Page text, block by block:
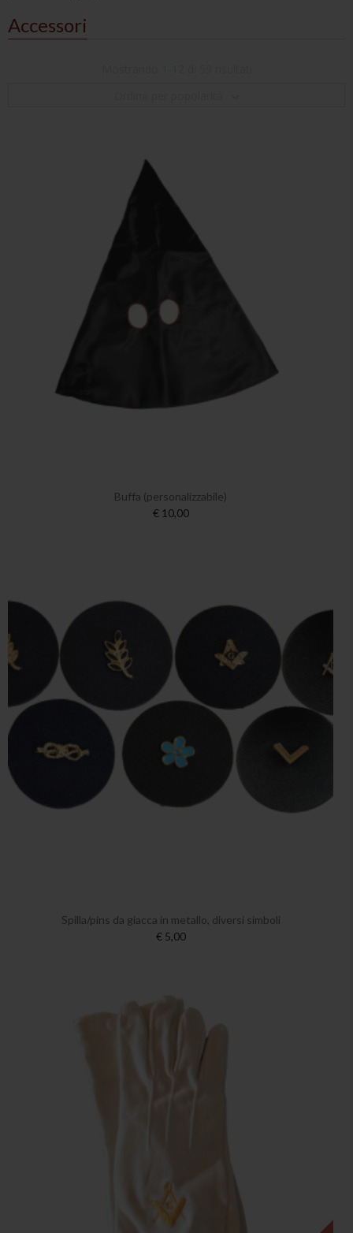
Accessori
Buffa (personalizzabile)
€ 10,00
Spilla/pins da giacca in metallo, diversi simboli
€ 5,00